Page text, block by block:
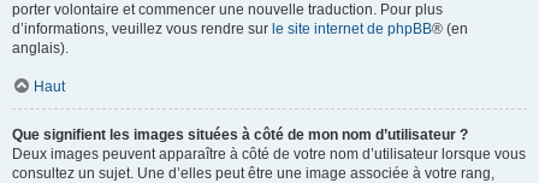
porter volontaire et commencer une nouvelle traduction. Pour plus
d’informations, veuillez vous rendre sur le site internet de phpBB® (en
anglais).
Haut
Que signifient les images situées à côté de mon nom d’utilisateur ?
Deux images peuvent apparaître à côté de votre nom d’utilisateur lorsque vous
consultez un sujet. Une d’elles peut être une image associée à votre rang,